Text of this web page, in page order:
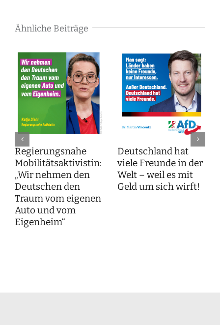
Ähnliche Beiträge
Regierungsnahe
Mobilitätsaktivistin:
„Wir nehmen den
Deutschen den
Traum vom eigenen
Auto und vom
Eigenheim“
Deutschland hat
viele Freunde in der
Welt – weil es mit
Geld um sich wirft!